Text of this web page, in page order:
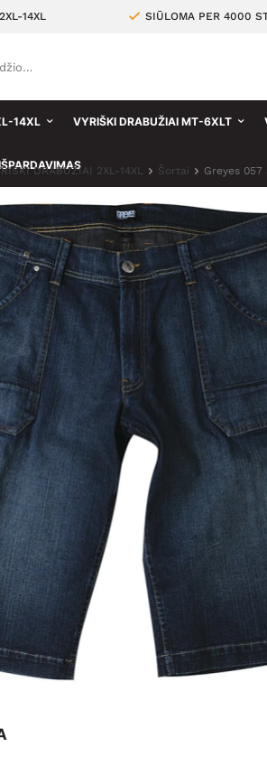
14XL SIŪLOMA PER 4000
14XL VYRIŠKI DRABUŽIAI MT-6XLT
DRABUŽIAI 2XL-14XL Šortai Greyes 057